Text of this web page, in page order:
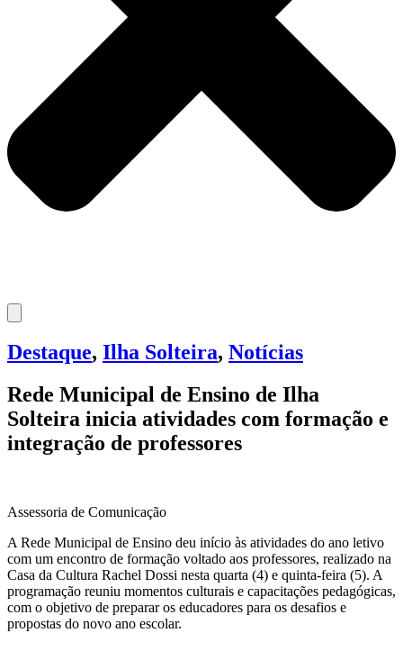
Destaque, Ilha Solteira, Notícias
Rede Municipal de Ensino de Ilha
Solteira inicia atividades com formação e
integração de professores
Assessoria de Comunicação
A Rede Municipal de Ensino deu início às atividades do ano letivo
com um encontro de formação voltado aos professores, realizado na
Casa da Cultura Rachel Dossi nesta quarta (4) e quinta-feira (5). A
programação reuniu momentos culturais e capacitações pedagógicas,
com o objetivo de preparar os educadores para os desafios e
propostas do novo ano escolar.